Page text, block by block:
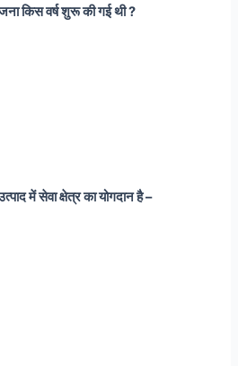
किस वर्ष शुरू की गई थी ?
में सेवा क्षेत्र का योगदान है –